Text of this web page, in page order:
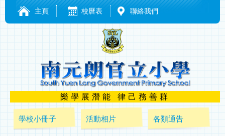
主頁 校曆表 聯絡我們
樂學展潛能 律己務善群
學校小冊子 活動相片 各類通告